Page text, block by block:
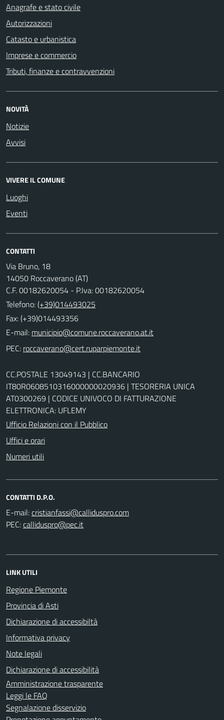
Anagrafe e stato civile
Autorizzazioni
Catasto e urbanistica
Imprese e commercio
Tributi, finanze e contravvenzioni
NOVITÀ
Notizie
Avvisi
VIVERE IL COMUNE
Luoghi
Eventi
CONTATTI
Via Bruno, 18
14050 Roccaverano (AT)
C.F. 00182620054 - P.Iva: 00182620054
Telefono:(+39)014493025
Fax: (+39)014493356
E-mail:
PEC:
CC.POSTALE 13049143 | CC.BANCARIO
IT80R0608510316000000020936 | TESORERIA UNICA
AT0300269 | CODICE UNIVOCO DI FATTURAZIONE
ELETTRONICA: UFLEMY
Ufficio Relazioni con il Pubblico
Uffici e orari
Numeri utili
CONTATTI D.P.O.
E-mail:
PEC:
LINK UTILI
Regione Piemonte
Provincia di Asti
Dichiarazione di accessibiltà
Informativa privacy
Note legali
Dichiarazione di accessibilità
Amministrazione trasparente
Leggi le FAQ
Segnalazione disservizio